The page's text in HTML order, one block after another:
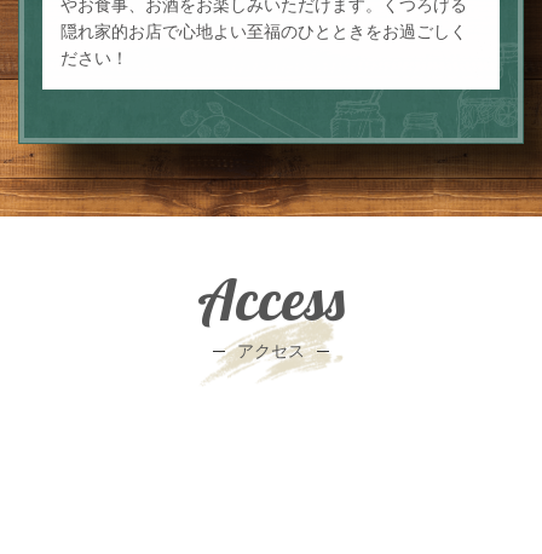
やお食事、お酒をお楽しみいただけます。くつろげる
隠れ家的お店で心地よい至福のひとときをお過ごしく
ださい！
Access
アクセス